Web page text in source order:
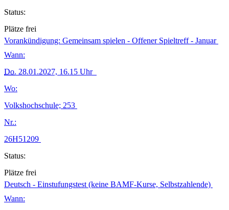
Status:
Plätze frei
Vorankündigung: Gemeinsam spielen - Offener Spieltreff - Januar
Wann:
Do. 28.01.2027, 16.15 Uhr
Wo:
Volkshochschule; 253
Nr.:
26H51209
Status:
Plätze frei
Deutsch - Einstufungstest (keine BAMF-Kurse, Selbstzahlende)
Wann: